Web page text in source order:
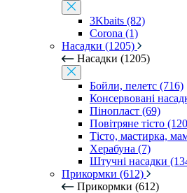
3Kbaits (82)
Corona (1)
Насадки (1205)
Насадки (1205)
Бойли, пелетс (716)
Консервовані
Пінопласт (69)
Повітряне тісто
Тісто, мастирка,
Херабуна (7)
Штучні насадки
Прикормки (612)
Прикормки (612)